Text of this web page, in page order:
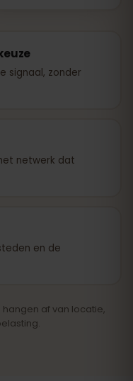
signaal, zonder
netwerk dat
en de
af van locatie,